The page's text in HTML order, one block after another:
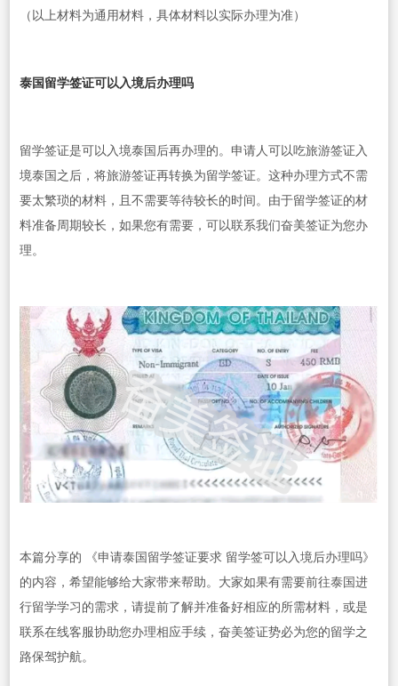
（以上材料为通用材料，具体材料以实际办理为准）
泰国留学签证可以入境后办理吗
留学签证是可以入境泰国后再办理的。申请人可以吃旅游签证入
境泰国之后，将旅游签证再转换为留学签证。这种办理方式不需
要太繁琐的材料，且不需要等待较长的时间。由于留学签证的材
料准备周期较长，如果您有需要，可以联系我们奋美签证为您办
理。
本篇分享的 《申请泰国留学签证要求 留学签可以入境后办理吗》
的内容，希望能够给大家带来帮助。大家如果有需要前往泰国进
行留学学习的需求，请提前了解并准备好相应的所需材料，或是
联系在线客服协助您办理相应手续，奋美签证势必为您的留学之
路保驾护航。